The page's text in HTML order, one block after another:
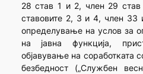
28 став 1 и 2, член 29
ставовите 2, 3 и 4, член 33
определување на услов за
на јавна функција,
објавување на соработката
безбедност („Службен